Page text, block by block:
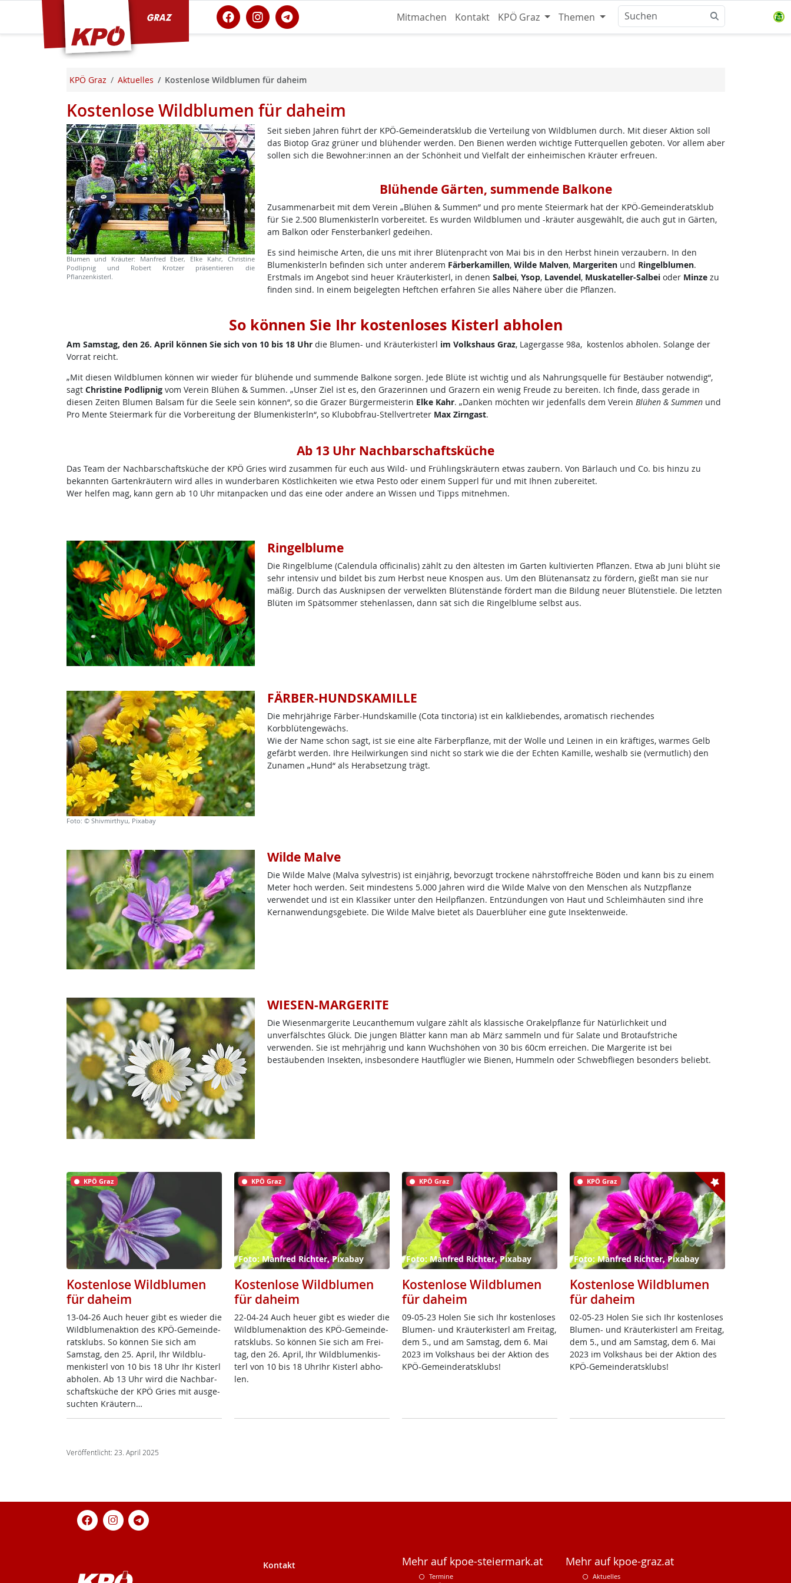
Mitmachen Kontakt KPÖ Graz Themen
KPÖ Graz Aktuelles Kostenlose Wildblumen für daheim
Kostenlose Wildblumen für daheim
Blumen und Kräuter: Manfred Eber, Elke Kahr, Christine
Podlipnig und Robert Krotzer präsentieren die
Pflanzenkisterl.
Seit sieben Jahren führt der KPÖ-Gemeinderatsklub die Verteilung von Wildblumen durch. Mit dieser Aktion soll
das Biotop Graz grüner und blühender werden. Den Bienen werden wichtige Futterquellen geboten. Vor allem aber
sollen sich die Bewohner:innen an der Schönheit und Vielfalt der einheimischen Kräuter erfreuen.
Blühende Gärten, summende Balkone
Zusammenarbeit mit dem Verein „Blühen & Summen” und pro mente Steiermark hat der KPÖ-Gemeinderatsklub
für Sie 2.500 Blumenkisterln vorbereitet. Es wurden Wildblumen und -kräuter ausgewählt, die auch gut in Gärten,
am Balkon oder Fensterbankerl gedeihen.
Es sind heimische Arten, die uns mit ihrer Blütenpracht von Mai bis in den Herbst hinein verzaubern. In den
Blumenkisterln befinden sich unter anderem Färberkamillen, Wilde Malven, Margeriten und Ringelblumen.
Erstmals im Angebot sind heuer Kräuterkisterl, in denen Salbei, Ysop, Lavendel, Muskateller-Salbeioder Minzezu
finden sind. In einem beigelegten Heftchen erfahren Sie alles Nähere über die Pflanzen.
So können Sie Ihr kostenloses Kisterl abholen
Am Samstag, den 26. April können Sie sich von 10 bis 18 Uhrdie Blumen- und Kräuterkisterl im Volkshaus Graz, Lagergasse 98a, kostenlos abholen. Solange der
Vorrat reicht.
„Mit diesen Wildblumen können wir wieder für blühende und summende Balkone sorgen. Jede Blüte ist wichtig und als Nahrungsquelle für Bestäuber notwendig“,
sagt Christine Podlipnigvom Verein Blühen & Summen. „Unser Ziel ist es, den Grazerinnen und Grazern ein wenig Freude zu bereiten. Ich finde, dass gerade in
diesen Zeiten Blumen Balsam für die Seele sein können“, so die Grazer Bürgermeisterin Elke Kahr. „Danken möchten wir jedenfalls dem Verein Blühen & Summenund
Pro Mente Steiermark für die Vorbereitung der Blumenkisterln“, so Klubobfrau-Stellvertreter Max Zirngast.
Ab 13 Uhr Nachbarschaftsküche
Das Team der Nachbarschaftsküche der KPÖ Gries wird zusammen für euch aus Wild- und Frühlingskräutern etwas zaubern. Von Bärlauch und Co. bis hinzu zu
bekannten Gartenkräutern wird alles in wunderbaren Köstlichkeiten wie etwa Pesto oder einem Supperl für und mit Ihnen zubereitet.
Wer helfen mag, kann gern ab 10 Uhr mitanpacken und das eine oder andere an Wissen und Tipps mitnehmen.
Ringelblume
Die Ringelblume (Calendula officinalis) zählt zu den ältesten im Garten kultivierten Pflanzen. Etwa ab Juni blüht sie
sehr intensiv und bildet bis zum Herbst neue Knospen aus. Um den Blütenansatz zu fördern, gießt man sie nur
mäßig. Durch das Ausknipsen der verwelkten Blütenstände fördert man die Bildung neuer Blütenstiele. Die letzten
Blüten im Spätsommer stehenlassen, dann sät sich die Ringelblume selbst aus.
Foto: © Shivmirthyu, Pixabay
FÄRBER-HUNDSKAMILLE
Die mehrjährige Färber-Hundskamille (Cota tinctoria) ist ein kalkliebendes, aromatisch riechendes
Korbblütengewächs.
Wie der Name schon sagt, ist sie eine alte Färberpflanze, mit der Wolle und Leinen in ein kräftiges, warmes Gelb
gefärbt werden. Ihre Heilwirkungen sind nicht so stark wie die der Echten Kamille, weshalb sie (vermutlich) den
Zunamen „Hund“ als Herabsetzung trägt.
Wilde Malve
Die Wilde Malve (Malva sylvestris) ist einjährig, bevorzugt trockene nährstoffreiche Böden und kann bis zu einem
Meter hoch werden. Seit mindestens 5.000 Jahren wird die Wilde Malve von den Menschen als Nutzpflanze
verwendet und ist ein Klassiker unter den Heilpflanzen. Entzündungen von Haut und Schleimhäuten sind ihre
Kernanwendungsgebiete. Die Wilde Malve bietet als Dauerblüher eine gute Insektenweide.
WIESEN-MARGERITE
Die Wiesenmargerite Leucanthemum vulgare zählt als klassische Orakelpflanze für Natürlichkeit und
unverfälschtes Glück. Die jungen Blätter kann man ab März sammeln und für Salate und Brotaufstriche
verwenden. Sie ist mehrjährig und kann Wuchshöhen von 30 bis 60cm erreichen. Die Margerite ist bei
bestäubenden Insekten, insbesondere Hautflügler wie Bienen, Hummeln oder Schwebfliegen besonders beliebt.
KPÖ Graz
Kostenlose Wildblumen
für daheim
13-04-26 Auch heu­er gibt es wie­der die
Wild­blu­men­ak­ti­on des KPÖ-Ge­mein­de­
rats­klubs. So kön­nen Sie sich am
Sams­tag, den 25. April, Ihr Wild­blu­
men­kis­terl von 10 bis 18 Uhr Ihr Kis­terl
ab­ho­len. Ab 13 Uhr wird die Nach­bar­
schafts­küche der KPÖ Gries mit aus­ge­
such­ten Kräu­tern…
KPÖ Graz
Foto: Manfred Richter, Pixabay
Kostenlose Wildblumen
für daheim
22-04-24 Auch heu­er gibt es wie­der die
Wild­blu­men­ak­ti­on des KPÖ-Ge­mein­de­
rats­klubs. So kön­nen Sie sich am Frei­
tag, den 26. April, Ihr Wild­blu­men­kis­
terl von 10 bis 18 Uh­rIhr Kis­terl ab­ho­
len.
KPÖ Graz
Foto: Manfred Richter, Pixabay
Kostenlose Wildblumen
für daheim
09-05-23 Ho­len Sie sich Ihr kos­ten­lo­ses
Blu­men- und Kräu­ter­kis­terl am Frei­tag,
dem 5., und am Sams­tag, dem 6. Mai
2023 im Volks­haus bei der Ak­ti­on des
KPÖ-Ge­mein­de­rats­klubs!
KPÖ Graz
Foto: Manfred Richter, Pixabay
Kostenlose Wildblumen
für daheim
02-05-23 Ho­len Sie sich Ihr kos­ten­lo­ses
Blu­men- und Kräu­ter­kis­terl am Frei­tag,
dem 5., und am Sams­tag, dem 6. Mai
2023 im Volks­haus bei der Ak­ti­on des
KPÖ-Ge­mein­de­rats­klubs!
Veröffentlicht: 23. April 2025
Kontakt Mehr auf kpoe-steiermark.at
Termine
Mehr auf kpoe-graz.at
Aktuelles